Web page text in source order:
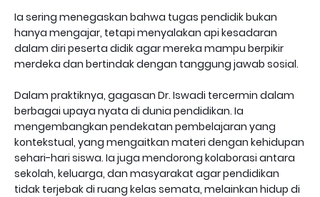
Ia sering menegaskan bahwa tugas pendidik bukan
hanya mengajar, tetapi menyalakan api kesadaran
dalam diri peserta didik agar mereka mampu berpikir
merdeka dan bertindak dengan tanggung jawab sosial.
Dalam praktiknya, gagasan Dr. Iswadi tercermin dalam
berbagai upaya nyata di dunia pendidikan. Ia
mengembangkan pendekatan pembelajaran yang
kontekstual, yang mengaitkan materi dengan kehidupan
sehari-hari siswa. Ia juga mendorong kolaborasi antara
sekolah, keluarga, dan masyarakat agar pendidikan
tidak terjebak di ruang kelas semata, melainkan hidup di